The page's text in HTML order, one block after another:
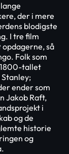
der i mere
blodigste
I tre film
så
Folk som
tallet
ender som
Jakob Raft,
i
og de
historie
og